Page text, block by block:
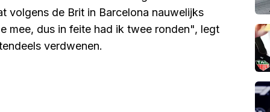
volgens de Brit in Barcelona nauwelijks
mee, dus in feite had ik twee ronden", legt
verdwenen.